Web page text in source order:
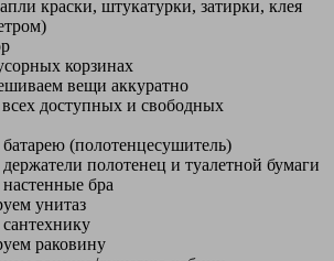
краски, штукатурки, затирки, клея
корзинах
вещи аккуратно
доступных и свободных
(полотенцесушитель)
полотенец и туалетной бумаги
бра
унитаз
раковину